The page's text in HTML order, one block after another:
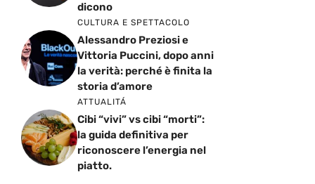
dicono
CULTURA E SPETTACOLO
Alessandro Preziosi e
Vittoria Puccini, dopo anni
la verità: perché è finita la
storia d’amore
ATTUALITÁ
Cibi “vivi” vs cibi “morti”:
la guida definitiva per
riconoscere l’energia nel
piatto.